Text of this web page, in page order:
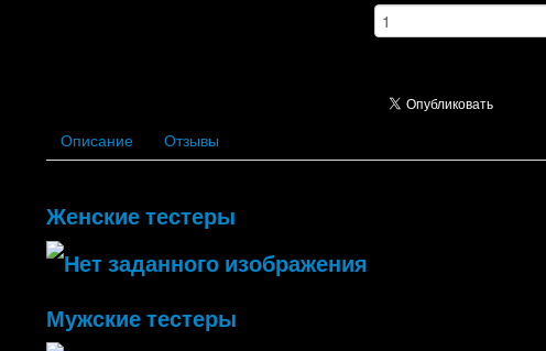
Описание Отзывы
Женские тестеры
Мужские тестеры